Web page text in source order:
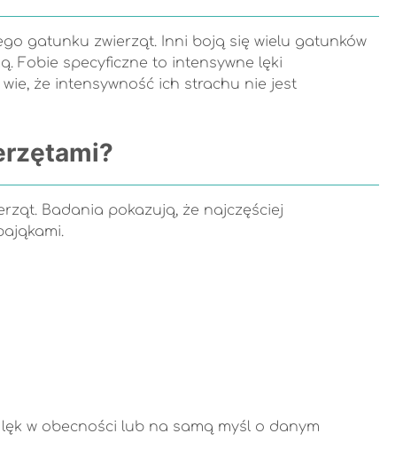
gatunku zwierząt. Inni boją się wielu gatunków
Fobie specyficzne to intensywne lęki
że intensywność ich strachu nie jest
Badania pokazują, że najczęściej
w obecności lub na samą myśl o danym